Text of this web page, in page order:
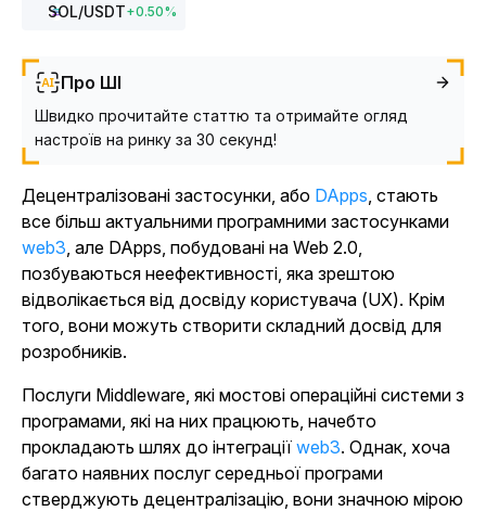
SOL/USDT+0.50%
Про ШІ
Швидко прочитайте статтю та отримайте огляд
настроїв на ринку за 30 секунд!
Децентралізовані застосунки, або DApps, стають
все більш актуальними програмними застосунками
web3, але DApps, побудовані на Web 2.0,
позбуваються неефективності, яка зрештою
відволікається від досвіду користувача (UX). Крім
того, вони можуть створити складний досвід для
розробників.
Послуги Middleware, які мостові операційні системи з
програмами, які на них працюють, начебто
прокладають шлях до інтеграції web3. Однак, хоча
багато наявних послуг середньої програми
стверджують децентралізацію, вони значною мірою